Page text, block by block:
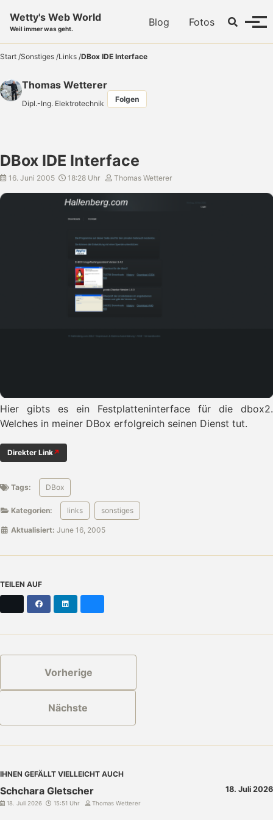
Wetty's Web World
Weil immer was geht.
Blog Fotos Toggle
Start /Sonstiges /Links /DBox IDE Interface
Thomas Wetterer
Dipl.-Ing. Elektrotechnik Folgen
DBox IDE Interface
16. Juni 2005 18:28 Uhr Thomas Wetterer
Hier gibts es ein Festplatteninterface für die dbox2.
Welches in meiner DBox erfolgreich seinen Dienst tut.
Direkter Link
Tags: DBox
Kategorien: links sonstiges
Aktualisiert: June 16, 2005
TEILEN AUF
Facebook
Vorherige
Nächste
IHNEN GEFÄLLT VIELLEICHT AUCH
Schchara Gletscher 18. Juli 2026
18. Juli 2026 15:51 Uhr Thomas Wetterer